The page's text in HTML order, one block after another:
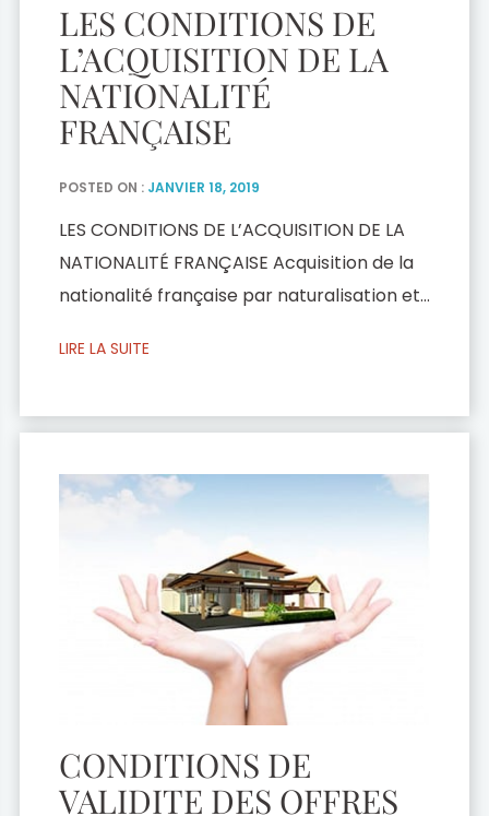
LES CONDITIONS DE
L’ACQUISITION DE LA
NATIONALITÉ
FRANÇAISE
POSTED ON : JANVIER 18, 2019
LES CONDITIONS DE L’ACQUISITION DE LA
NATIONALITÉ FRANÇAISE Acquisition de la
nationalité française par naturalisation et
française par naturalisation Déclaration
Déclaration de nationalité française par
nationalité française par un frère ou une
sœur de Français Nationalité […]
LIRE LA SUITE
CONDITIONS DE
VALIDITE DES OFFRES